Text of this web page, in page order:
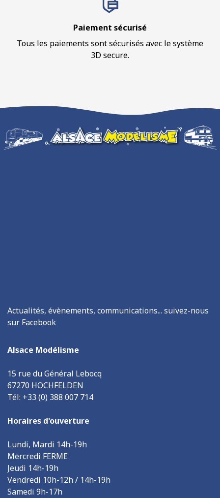
Paiement sécurisé
Tous les paiements sont sécurisés avec le système
3D secure.
Actualités, évènements, communications... suivez-nous
sur Facebook
Alsace Modélisme
15 rue du Général Lebocq
67270 HOCHFELDEN
Tél: +33 (0) 388 007 714
Horaires d'ouverture
Lundi, Mardi 14h-19h
Mercredi FERME
Jeudi 14h-19h
Vendredi 10h-12h / 14h-19h
Samedi 9h-17h